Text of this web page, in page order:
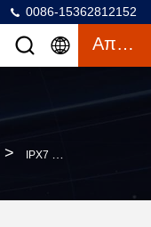
0086-15362812152
Απόσπασμα
> IPX7 Αδιάβροχο Φορητό Δοντιατρικό Νερό Τζετ Δόντια Νερό Φλοσέρ Δόντια Καθαρισμός Ηλεκτρικός Στοματικός Πότισμα